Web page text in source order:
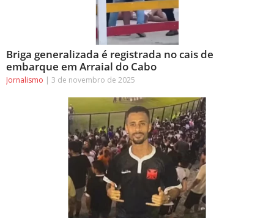
Briga generalizada é registrada no cais de
embarque em Arraial do Cabo
Jornalismo 3 de novembro de 2025